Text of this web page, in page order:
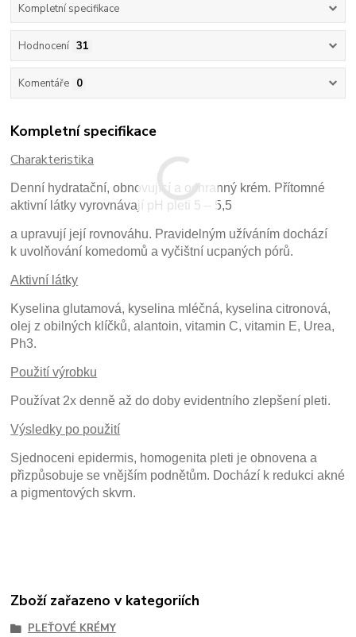
Kompletní specifikace
Hodnocení 31
Komentáře 0
Kompletní specifikace
Charakteristika
Denní hydratační, obnovující a ochranný krém. Přítomné
aktivní látky vyrovnávají pH pleti 5 – 5,5
a upravují její rovnováhu. Pravidelným užíváním dochází
k uvolňování komedomů a vyčištní ucpaných pórů.
Aktivní látky
Kyselina glutamová, kyselina mléčná, kyselina citronová,
olej z obilných klíčků, alantoin, vitamin C, vitamin E, Urea,
Ph3.
Použití výrobku
Používat 2x denně až do doby evidentního zlepšení pleti.
Výsledky po použití
Sjednoceni epidermis, homogenita pleti je obnovena a
přizpůsobuje se vnějším podnětům. Dochází k redukci akné
a pigmentových skvrn.
Zboží zařazeno v kategoriích
PLEŤOVÉ KRÉMY